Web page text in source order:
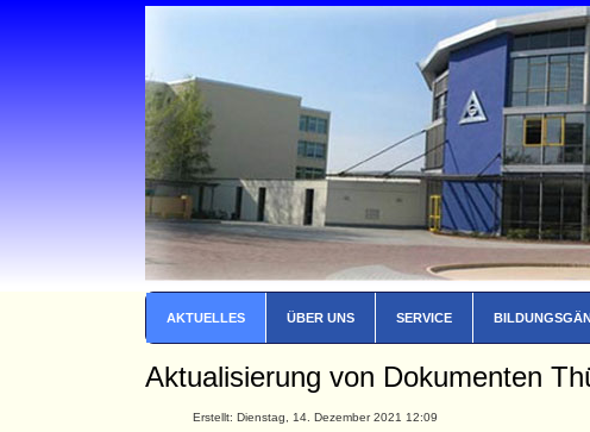
AKTUELLES ÜBER UNS SERVICE
Aktualisierung von Dokumenten
Erstellt: Dienstag, 14. Dezember 2021 12:09